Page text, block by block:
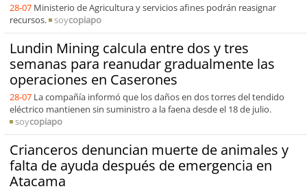
28-07 Ministerio de Agricultura y servicios afines podrán reasignar
recursos.
soycopiapo
Lundin Mining calcula entre dos y tres
semanas para reanudar gradualmente las
operaciones en Caserones
28-07 La compañía informó que los daños en dos torres del tendido
eléctrico mantienen sin suministro a la faena desde el 18 de julio.
soycopiapo
Crianceros denuncian muerte de animales y
falta de ayuda después de emergencia en
Atacama